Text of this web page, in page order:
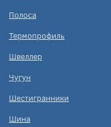
Полоса
Термопрофиль
Швеллер
Чугун
Шестигранники
Шина